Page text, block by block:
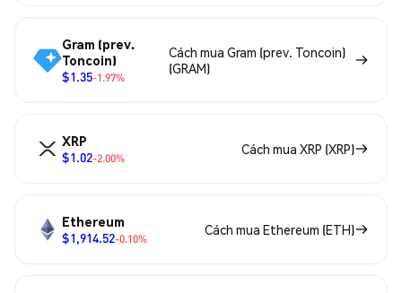
Gram (prev.
Toncoin)
$1.35-1.97%
Cách mua Gram (prev. Toncoin)
(GRAM)
XRP
$1.02-2.00%
Cách mua XRP (XRP)
Ethereum
$1,914.52-0.10%
Cách mua Ethereum (ETH)